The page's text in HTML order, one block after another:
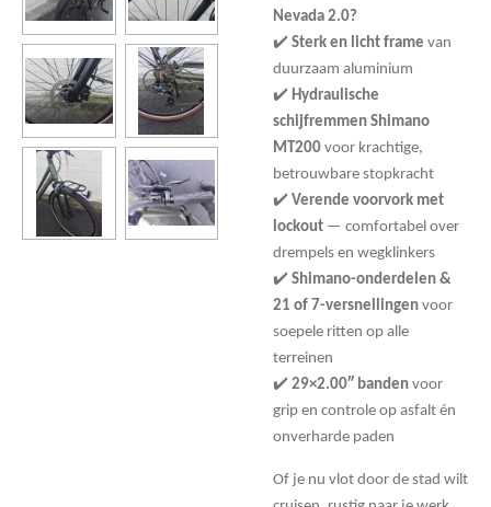
Nevada 2.0?
✔️ Sterk en licht frame van
duurzaam aluminium
✔️ Hydraulische
schijfremmen Shimano
MT200 voor krachtige,
betrouwbare stopkracht
✔️ Verende voorvork met
lockout — comfortabel over
drempels en wegklinkers
✔️ Shimano-onderdelen &
21 of 7-versnellingen voor
soepele ritten op alle
terreinen
✔️ 29×2.00″ banden voor
grip en controle op asfalt én
onverharde paden
Of je nu vlot door de stad wilt